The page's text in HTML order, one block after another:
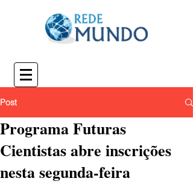
Post
Programa Futuras
Cientistas abre inscrições
nesta segunda-feira